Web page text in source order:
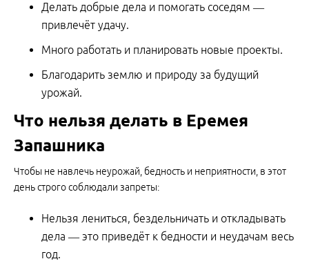
Делать добрые дела и помогать соседям —
привлечёт удачу.
Много работать и планировать новые проекты.
Благодарить землю и природу за будущий
урожай.
Что нельзя делать в Еремея
Запашника
Чтобы не навлечь неурожай, бедность и неприятности, в этот
день строго соблюдали запреты:
Нельзя лениться, бездельничать и откладывать
дела — это приведёт к бедности и неудачам весь
год.